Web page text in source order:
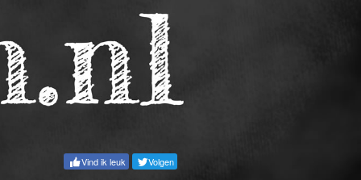
Vind ik leuk Volgen
3.34
3.15
3.64